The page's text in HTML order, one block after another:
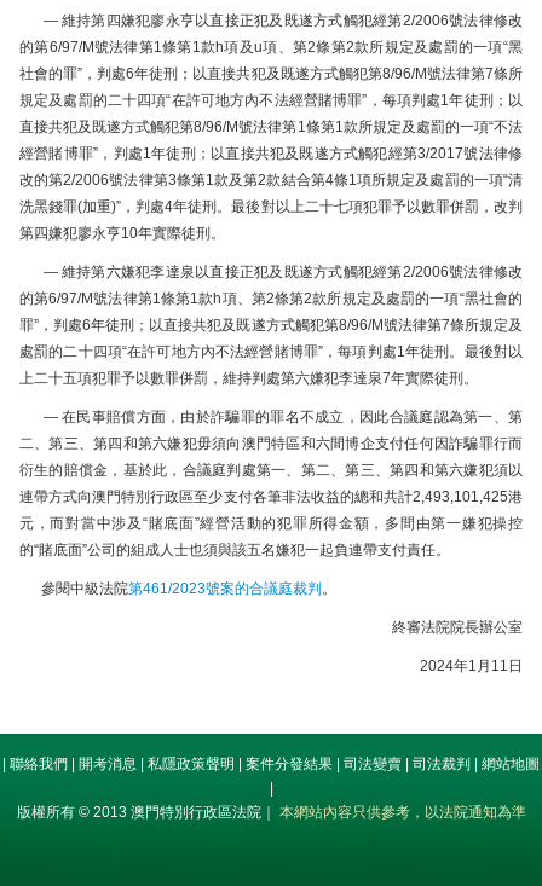
— 維持第四嫌犯廖永亨以直接正犯及既遂方式觸犯經第2/2006號法律修改
的第6/97/M號法律第1條第1款h項及u項、第2條第2款所規定及處罰的一項“黑
社會的罪”，判處6年徒刑；以直接共犯及既遂方式觸犯第8/96/M號法律第7條所
規定及處罰的二十四項“在許可地方內不法經營賭博罪”，每項判處1年徒刑；以
直接共犯及既遂方式觸犯第8/96/M號法律第1條第1款所規定及處罰的一項“不法
經營賭博罪”，判處1年徒刑；以直接共犯及既遂方式觸犯經第3/2017號法律修
改的第2/2006號法律第3條第1款及第2款結合第4條1項所規定及處罰的一項“清
洗黑錢罪(加重)”，判處4年徒刑。最後對以上二十七項犯罪予以數罪併罰，改判
第四嫌犯廖永亨10年實際徒刑。
— 維持第六嫌犯李達泉以直接正犯及既遂方式觸犯經第2/2006號法律修改
的第6/97/M號法律第1條第1款h項、第2條第2款所規定及處罰的一項“黑社會的
罪”，判處6年徒刑；以直接共犯及既遂方式觸犯第8/96/M號法律第7條所規定及
處罰的二十四項“在許可地方內不法經營賭博罪”，每項判處1年徒刑。最後對以
上二十五項犯罪予以數罪併罰，維持判處第六嫌犯李達泉7年實際徒刑。
— 在民事賠償方面，由於詐騙罪的罪名不成立，因此合議庭認為第一、第
二、第三、第四和第六嫌犯毋須向澳門特區和六間博企支付任何因詐騙罪行而
衍生的賠償金，基於此，合議庭判處第一、第二、第三、第四和第六嫌犯須以
連帶方式向澳門特別行政區至少支付各筆非法收益的總和共計2,493,101,425港
元，而對當中涉及“賭底面”經營活動的犯罪所得金額，多間由第一嫌犯操控
的“賭底面”公司的組成人士也須與該五名嫌犯一起負連帶支付責任。
參閱中級法院第461/2023號案的合議庭裁判 。
終審法院院長辦公室
2024年1月11日
聯絡我們 開考消息 私隱政策聲明 案件分發結果 司法變賣 司法裁判
網站地圖
版權所有 © 2013 澳門特別行政區法院｜ 本網站內容只供參考，以法院通知為準